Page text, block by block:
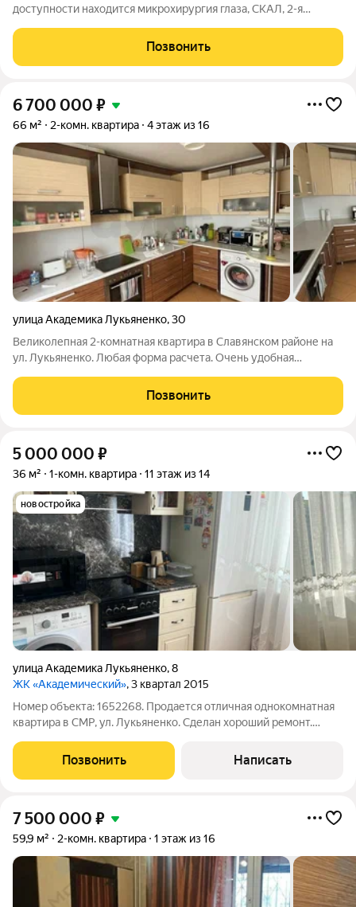
доступности находится микрохирургия глаза, CКАЛ, 2-я
позволяет без пробок выехать на ул. Kрасных Паpтизaн в
сторону ФМР и ЦMР. Также без пробок
Позвонить
6 700 000 ₽
66 м² 2-комн. квартира 4 этаж из 16
улица Академика Лукьяненко,30
Великолепная 2-комнатная квартира в Славянском районе на
ул. Лукьяненко. Любая форма расчета. Очень удобная
проживания и для сдачи в аренду, в данный момент есть
арендаторы. Развитая инфраструктура:
Позвонить
5 000 000 ₽
36 м² 1-комн. квартира 11 этаж из 14
новостройка
улица Академика Лукьяненко,8
ЖК «Академический», 3 квартал 2015
Номер объекта: 1652268. Продается отличная однокомнатная
квартира в СМР, ул. Лукьяненко. Сделан хороший ремонт.
раздельный санузел, балкон застеклен. Вся инфраструктура
рядом. Хорошая
Позвонить Написать
7 500 000 ₽
59,9 м² 2-комн. квартира 1 этаж из 16